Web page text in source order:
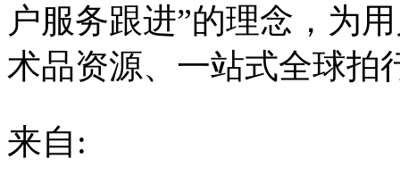
户服务跟进”的理念，为
术品资源、一站式全球拍
来自: